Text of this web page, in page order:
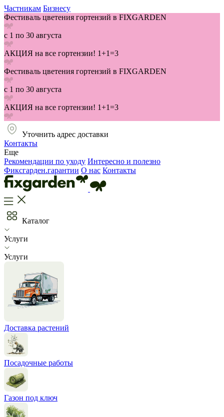
Частникам Бизнесу
Фестиваль цветения гортензий в FIXGARDEN
с 1 по 30 августа
АКЦИЯ на все гортензии! 1+1=3
Фестиваль цветения гортензий в FIXGARDEN
с 1 по 30 августа
АКЦИЯ на все гортензии! 1+1=3
Уточнить адрес доставки
Контакты
Еще
Рекомендации по уходу Интересно и полезно
Фиксгарден.гарантии О нас Контакты
Каталог
Услуги
Услуги
Доставка растений
Посадочные работы
Газон под ключ